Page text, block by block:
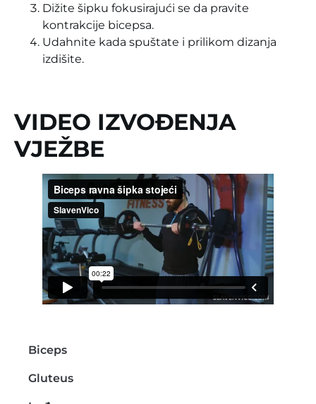
Dižite šipku fokusirajući se da pravite
kontrakcije bicepsa.
Udahnite kada spuštate i prilikom dizanja
izdišite.
VIDEO IZVOĐENJA
VJEŽBE
Biceps
Gluteus